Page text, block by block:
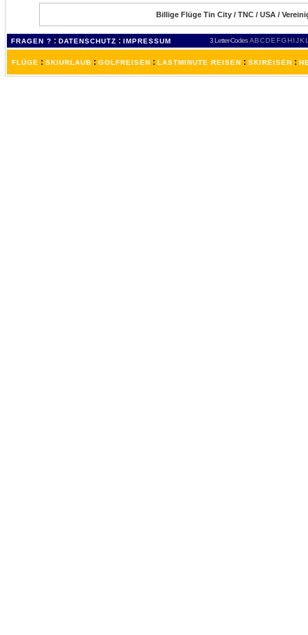
Billige Flüge Tin City / TNC / USA /
FRAGEN ? : DATENSCHUTZ : IMPRESSUM 3 Letter-Codes ABCDEFGH IJKL
FLÜGE : SKIURLAUB : GOLFREISEN : LASTMINUTE REISEN : SKIREISEN :